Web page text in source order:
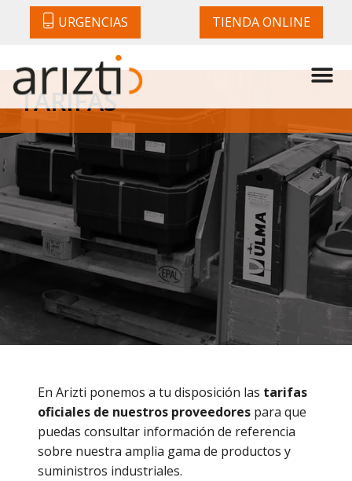
URGENCIAS TIENDA ONLINE
TARIFAS
En Arizti ponemos a tu disposición las tarifas
oficiales de nuestros proveedores para que
puedas consultar información de referencia
sobre nuestra amplia gama de productos y
suministros industriales.